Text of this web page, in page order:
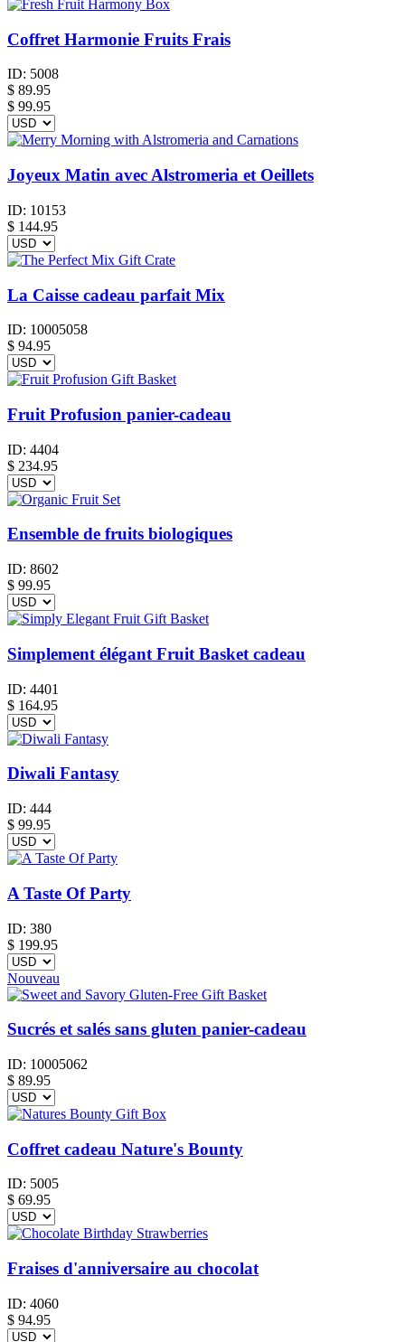
Coffret Harmonie Fruits Frais
ID: 5008
$ 89.95
$ 99.95
Joyeux Matin avec Alstromeria et Oeillets
ID: 10153
$ 144.95
La Caisse cadeau parfait Mix
ID: 10005058
$ 94.95
Fruit Profusion panier-cadeau
ID: 4404
$ 234.95
Ensemble de fruits biologiques
ID: 8602
$ 99.95
Simplement élégant Fruit Basket cadeau
ID: 4401
$ 164.95
Diwali Fantasy
ID: 444
$ 99.95
A Taste Of Party
ID: 380
$ 199.95
Nouveau
Sucrés et salés sans gluten panier-cadeau
ID: 10005062
$ 89.95
Coffret cadeau Nature's Bounty
ID: 5005
$ 69.95
Fraises d'anniversaire au chocolat
ID: 4060
$ 94.95